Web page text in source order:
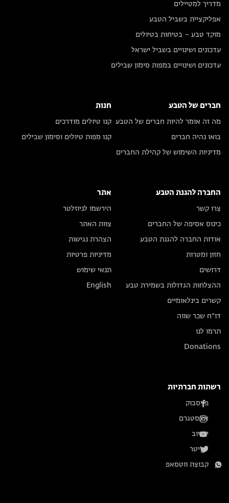
מדריך למטיילים
אפליקציית בשביל הטבע
מוקד טבע – בטיחות בטיולים
עדכונים ושינויים בשביל ישראל
עדכונים ושינויים במפות סימון שבילים
חברים של הטבע
מה זה אומר להיות חברים של הטבע
בואו נהיה חברים
מדיניות השימוש של קהילת החברים
חנות
קנו טיולים מודרכים
קנו מפות טיולים וסימון שבילים
החברה להגנת הטבע
צרו קשר
כינוס אסיפה של החברים
אודות החברה להגנת הטבע
חזון ומטרות
דרושים
ההצלחות הגדולות בשמירת טבע
קשרים בינלאומיים
דו״ח שכר שווה
תרמו לנו
Donations
אתר
הירשמו לניוזלטר
צוות האתר
הצהרת נגישות
מדיניות פרטיות
תנאי שימוש
English
רשתות חברתיות
פייסבוק
אינסטגרם
יוטיוב
טוויטר
קבוצת ווטסאפ